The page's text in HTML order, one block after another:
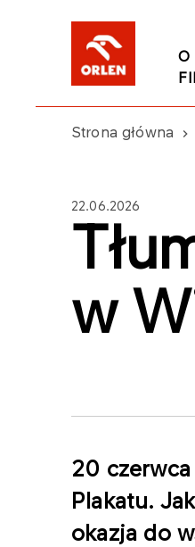
O
Strona główna
22.06.2026
w
20
Plakatu.
okazja do